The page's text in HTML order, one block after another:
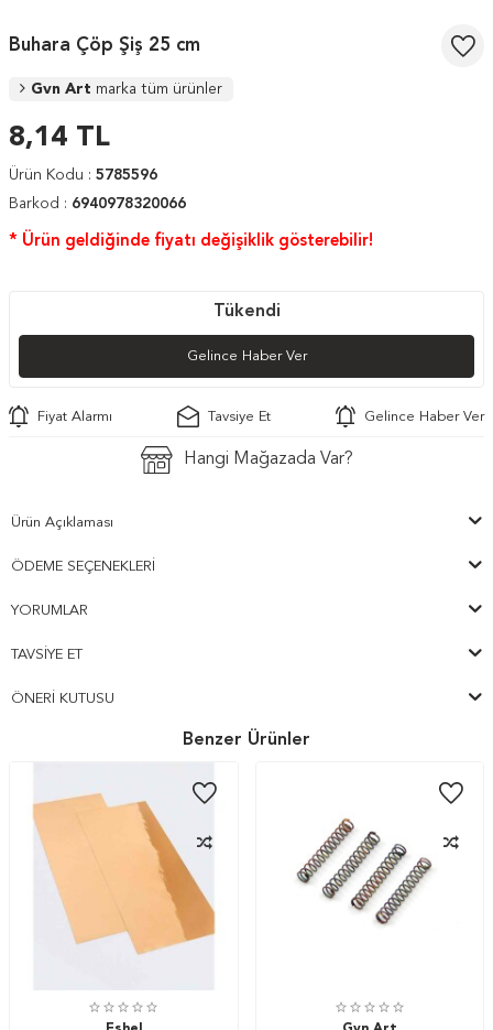
Buhara Çöp Şiş 25 cm
Gvn Art marka tüm ürünler
8,14 TL
Ürün Kodu : 5785596
Barkod : 6940978320066
* Ürün geldiğinde fiyatı değişiklik gösterebilir!
Tükendi
Gelince Haber Ver
Fiyat Alarmı Tavsiye Et Gelince Haber Ver
Hangi Mağazada Var?
Ürün Açıklaması
ÖDEME SEÇENEKLERI
YORUMLAR
TAVSIYE ET
ÖNERI KUTUSU
Benzer Ürünler